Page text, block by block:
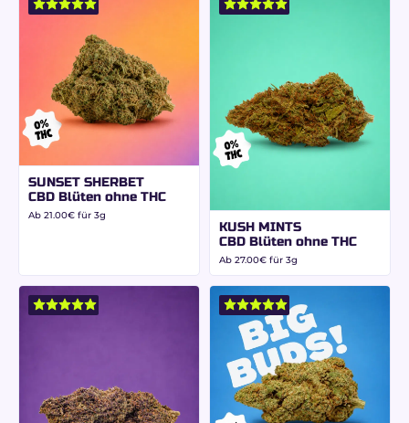
SUNSET SHERBET
CBD Blüten ohne THC
Ab 21.00€ für 3g
KUSH MINTS
CBD Blüten ohne THC
Ab 27.00€ für 3g